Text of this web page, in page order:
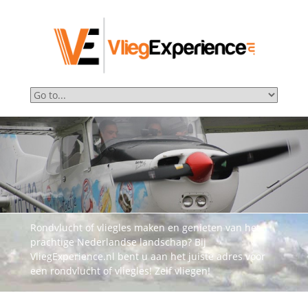
Rondvlucht of vliegles maken en genieten van het
prachtige Nederlandse landschap? Bij
VliegExperience.nl bent u aan het juiste adres voor
een rondvlucht of vliegles! Zelf vliegen!